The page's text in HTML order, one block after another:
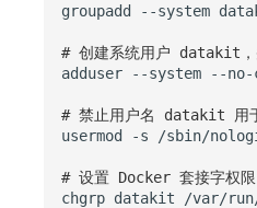
groupadd
--system
# 创建系统用户 datakit
adduser
--system --no-
# 禁止用户名 datakit 用
usermod
-s /sbin/
# 设置 Docker 套接字权限
chgrp datakit